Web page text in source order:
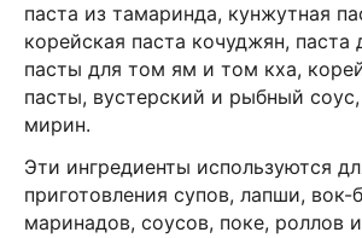
паста из тамаринда, кунжутная
корейская паста кочуджян, паста
пасты для том ям и том кха,
пасты, вустерский и рыбный
мирин.
Эти ингредиенты используются
приготовления супов, лапши, вок-
маринадов, соусов, поке, роллов